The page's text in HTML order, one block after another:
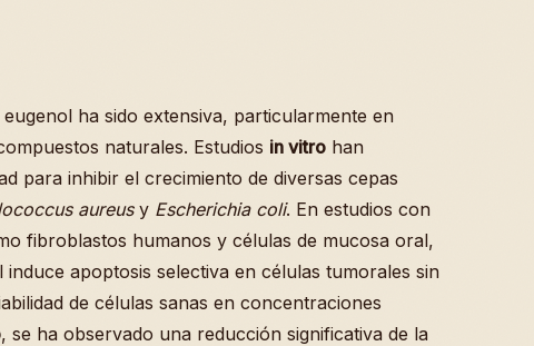
ha sido extensiva, particularmente en
naturales. Estudios in vitro han
para inhibir el crecimiento de diversas cepas
aureusy Escherichia coli. En estudios con
fibroblastos humanos y células de mucosa oral,
apoptosis selectiva en células tumorales sin
de células sanas en concentraciones
, se ha observado una reducción significativa de la